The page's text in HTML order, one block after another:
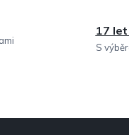
17
S